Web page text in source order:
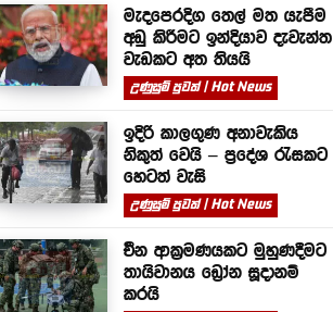
මැදපෙරදිග තෙල් මත යැපීම
අඩු කිරීමට ඉන්දියාව දැවැන්ත
වැඩකට අත තියයි
උණුසුම් පුවත් | Hot News
ඉදිරි කාලගුණ අනාවැකිය
නිකුත් වෙයි – ප්‍රදේශ රැසකට
හෙටත් වැසි
උණුසුම් පුවත් | Hot News
චීන ආක්‍රමණයකට මුහුණදීමට
තායිවානය ඩ්‍රෝන සූදානම්
කරයි